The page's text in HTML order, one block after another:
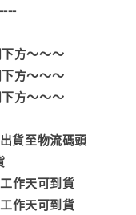
方～～～
方～～～
方～～～
貨至物流碼頭
作天可到貨
作天可到貨